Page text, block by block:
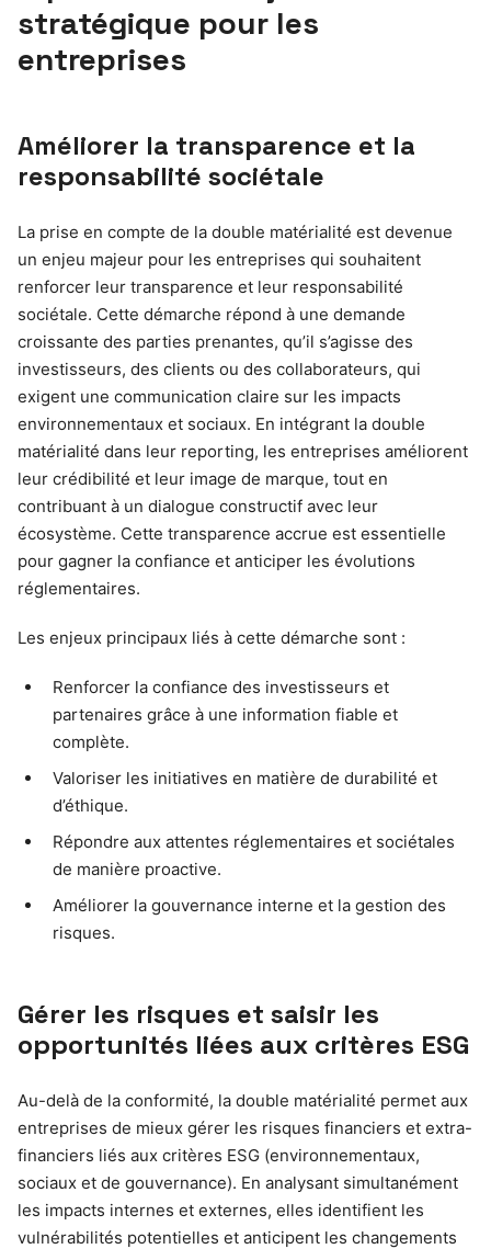
stratégique pour les
entreprises
Améliorer la transparence et la
responsabilité sociétale
La prise en compte de la double matérialité est devenue
un enjeu majeur pour les entreprises qui souhaitent
renforcer leur transparence et leur responsabilité
sociétale. Cette démarche répond à une demande
croissante des parties prenantes, qu’il s’agisse des
investisseurs, des clients ou des collaborateurs, qui
exigent une communication claire sur les impacts
environnementaux et sociaux. En intégrant la double
matérialité dans leur reporting, les entreprises améliorent
leur crédibilité et leur image de marque, tout en
contribuant à un dialogue constructif avec leur
écosystème. Cette transparence accrue est essentielle
pour gagner la confiance et anticiper les évolutions
réglementaires.
Les enjeux principaux liés à cette démarche sont :
Renforcer la confiance des investisseurs et
partenaires grâce à une information fiable et
complète.
Valoriser les initiatives en matière de durabilité et
d’éthique.
Répondre aux attentes réglementaires et sociétales
de manière proactive.
Améliorer la gouvernance interne et la gestion des
risques.
Gérer les risques et saisir les
opportunités liées aux critères ESG
Au-delà de la conformité, la double matérialité permet aux
entreprises de mieux gérer les risques financiers et extra-
financiers liés aux critères ESG (environnementaux,
sociaux et de gouvernance). En analysant simultanément
les impacts internes et externes, elles identifient les
vulnérabilités potentielles et anticipent les changements